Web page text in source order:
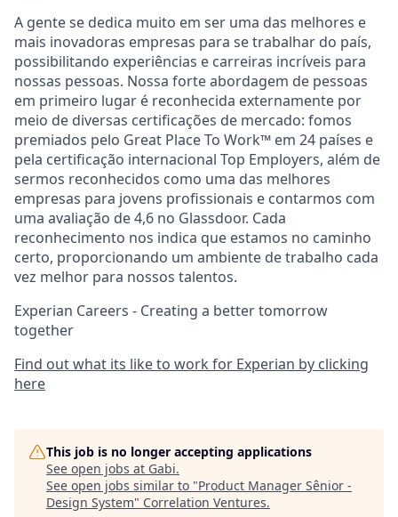
A gente se dedica muito em ser uma das melhores e
mais inovadoras empresas para se trabalhar do país,
possibilitando experiências e carreiras incríveis para
nossas pessoas. Nossa forte abordagem de pessoas
em primeiro lugar é reconhecida externamente por
meio de diversas certificações de mercado: fomos
premiados pelo Great Place To Work™ em 24 países e
pela certificação internacional Top Employers, além de
sermos reconhecidos como uma das melhores
empresas para jovens profissionais e contarmos com
uma avaliação de 4,6 no Glassdoor. Cada
reconhecimento nos indica que estamos no caminho
certo, proporcionando um ambiente de trabalho cada
vez melhor para nossos talentos.
Experian Careers - Creating a better tomorrow
together
Find out what its like to work for Experian by clicking
here
This job is no longer accepting applications
See open jobs at Gabi.
See open jobs similar to "Product Manager Sênior -
Design System" Correlation Ventures.